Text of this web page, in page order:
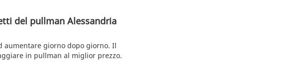
del pullman Alessandria
aumentare giorno dopo giorno. Il
in pullman al miglior prezzo.